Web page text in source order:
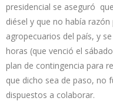
presidencial se aseguró
diésel y que no había
agropecuarios del país, y
horas (que venció el
plan de contingencia para
que dicho sea de paso, no
dispuestos a colaborar.